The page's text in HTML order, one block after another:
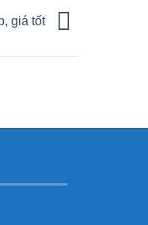
giá tốt